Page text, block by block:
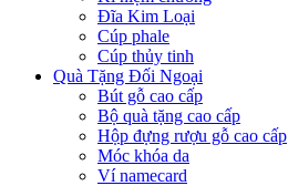
Đĩa Kim Loại
Cúp phale
Cúp thủy tinh
Quà Tặng Đối Ngoại
Bút gỗ cao cấp
Bộ quà tặng cao cấp
Hộp đựng rượu gỗ cao cấp
Móc khóa da
Ví namecard